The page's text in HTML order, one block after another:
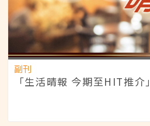
副刊
「生活晴報 今期至HIT推介」